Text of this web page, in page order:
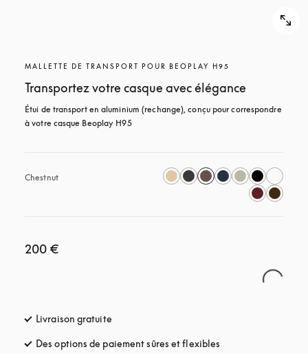
MALLETTE DE TRANSPORT POUR BEOPLAY H95
Transportez votre casque avec élégance
Étui de transport en aluminium (rechange), conçu pour correspondre
à votre casque Beoplay H95
Chestnut
200 €
Livraison gratuite
Des options de paiement sûres et flexibles